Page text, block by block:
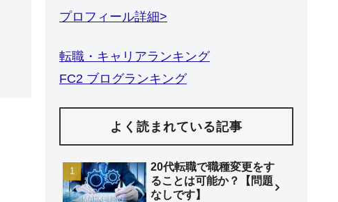
プロフィール詳細>
転職・キャリアランキング
FC2 ブログランキング
よく読まれている記事
20代転職で職種変更をす
ることは可能か？【問題
なしです】